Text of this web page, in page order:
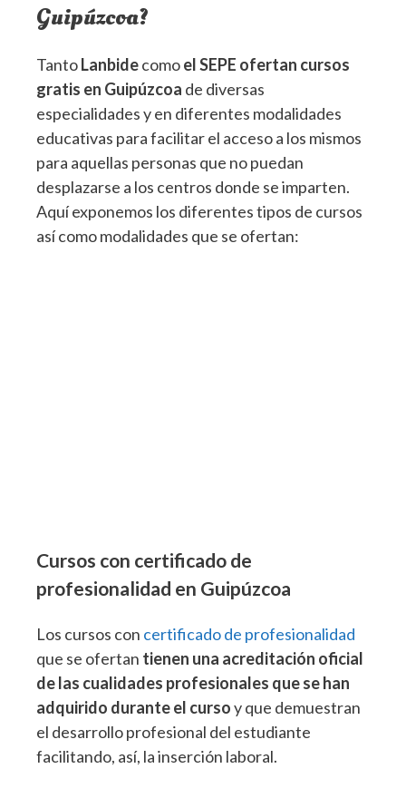
Guipúzcoa?
TantoLanbidecomoel SEPE ofertan cursos
gratis en Guipúzcoa de diversas
especialidades y en diferentes modalidades
educativas para facilitar el acceso a los mismos
para aquellas personas que no puedan
desplazarse a los centros donde se imparten.
Aquí exponemos los diferentes tipos de cursos
así como modalidades que se ofertan:
Cursos con certificado de
profesionalidad en Guipúzcoa
Los cursos con certificado de profesionalidad
que se ofertan tienen una acreditación oficial
de las cualidades profesionales que se han
adquirido durante el cursoy que demuestran
el desarrollo profesional del estudiante
facilitando, así, la inserción laboral.